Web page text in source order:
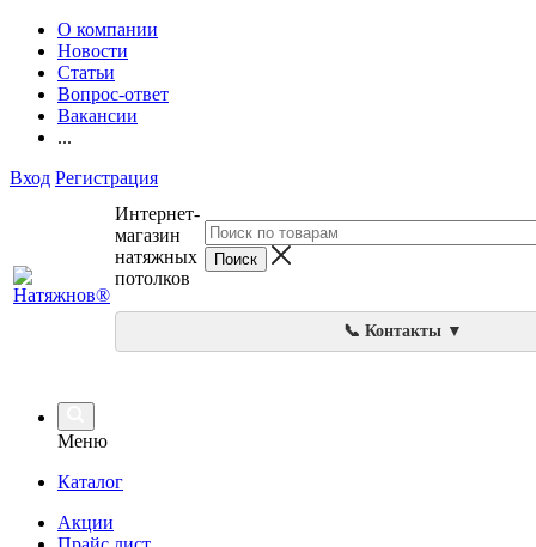
О компании
Новости
Статьи
Вопрос-ответ
Вакансии
...
Вход Регистрация
Интернет-
магазин
натяжных
потолков
📞 Контакты ▼
Меню
Каталог
Акции